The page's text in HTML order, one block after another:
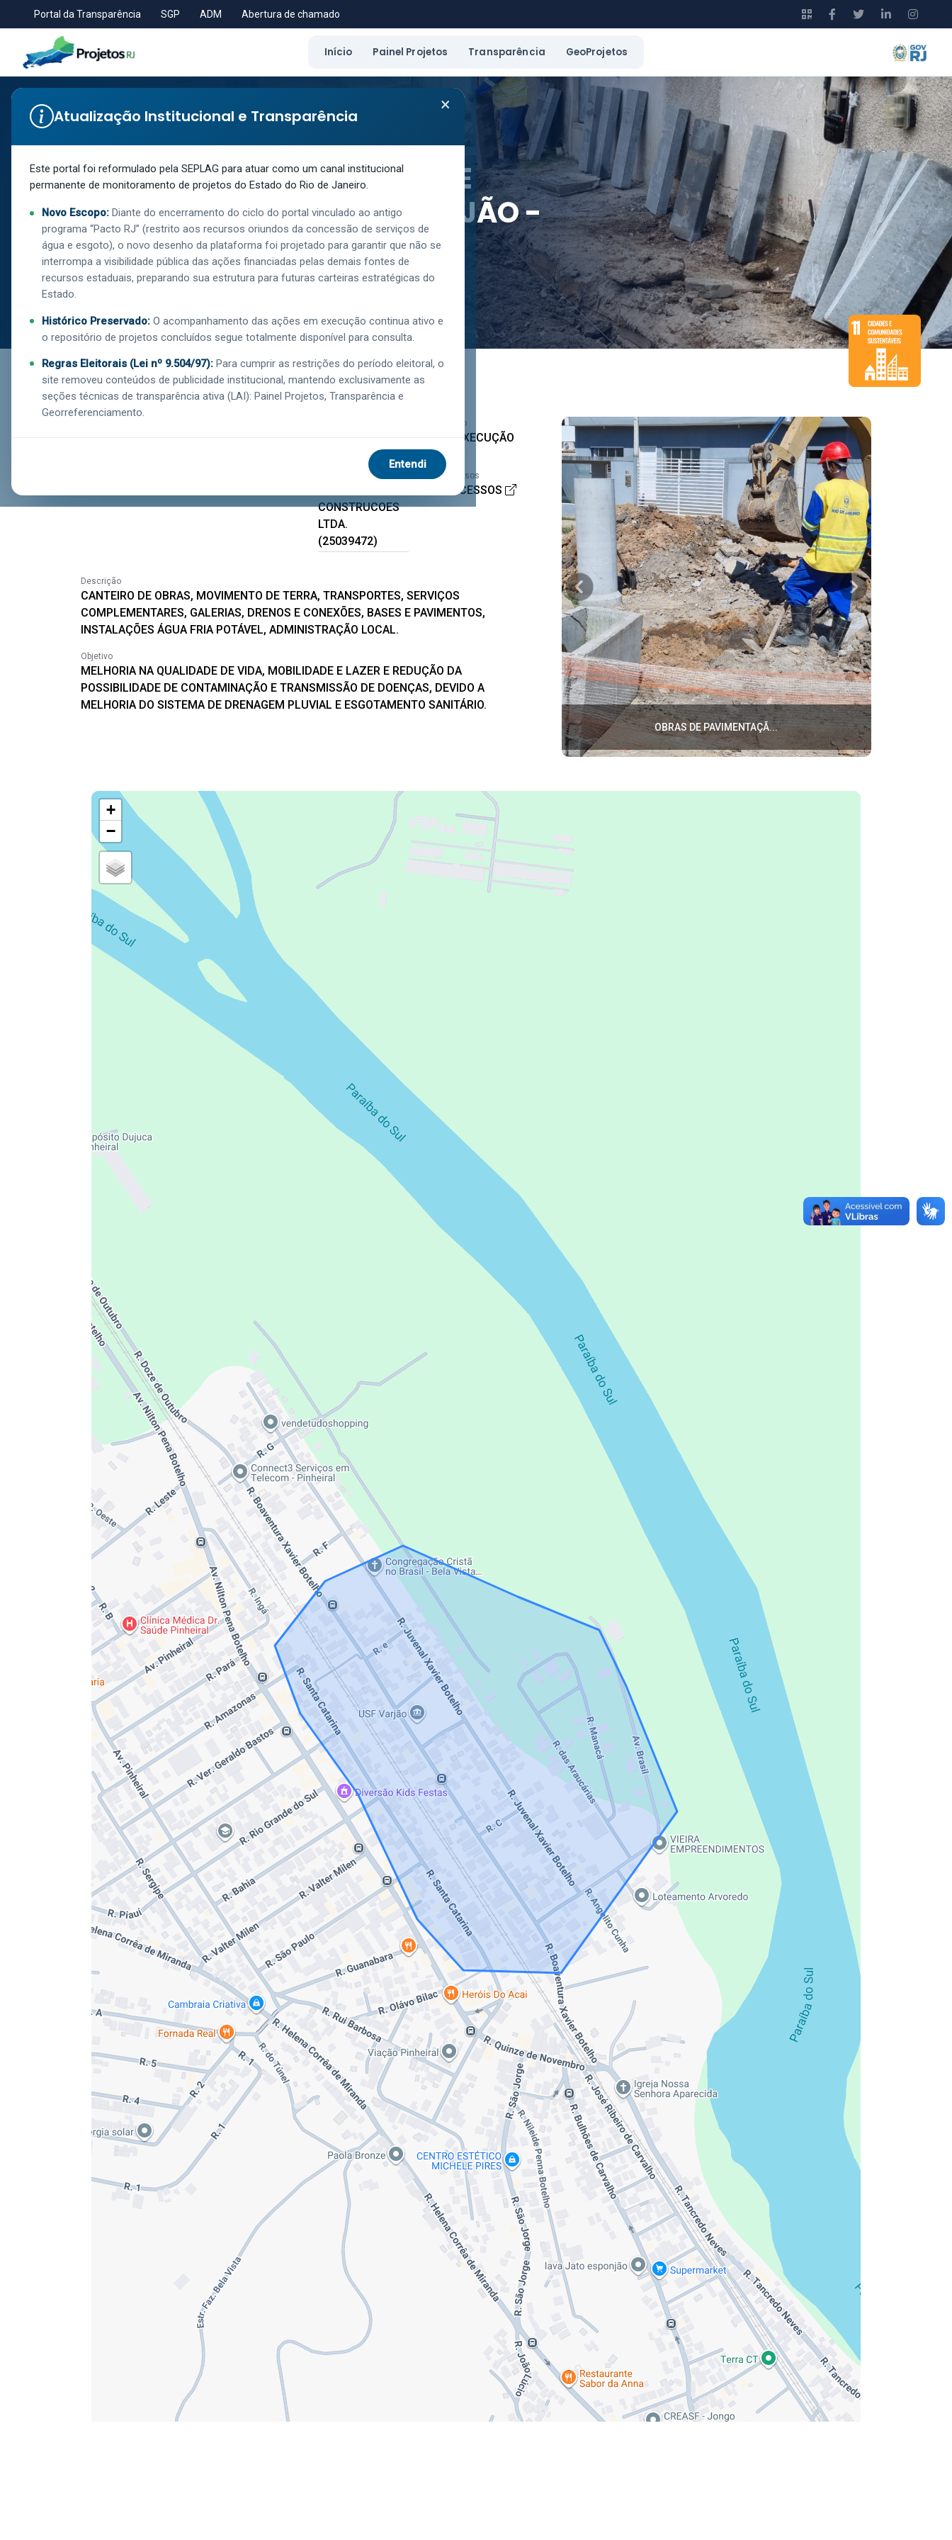
Portal da Transparência SGP ADM Abertura de chamado
Início Painel Projetos Transparência GeoProjetos
×
Atualização Institucional e Transparência
Este portal foi reformulado pela SEPLAG para atuar como um canal institucional
permanente de monitoramento de projetos do Estado do Rio de Janeiro.
Novo Escopo: Diante do encerramento do ciclo do portal vinculado ao antigo
programa “Pacto RJ” (restrito aos recursos oriundos da concessão de serviços de
água e esgoto), o novo desenho da plataforma foi projetado para garantir que não se
interrompa a visibilidade pública das ações financiadas pelas demais fontes de
recursos estaduais, preparando sua estrutura para futuras carteiras estratégicas do
Estado.
Histórico Preservado: O acompanhamento das ações em execução continua ativo e
o repositório de projetos concluídos segue totalmente disponível para consulta.
Regras Eleitorais (Lei nº 9.504/97): Para cumprir as restrições do período eleitoral, o
site removeu conteúdos de publicidade institucional, mantendo exclusivamente as
seções técnicas de transparência ativa (LAI): Painel Projetos, Transparência e
Georreferenciamento.
Entendi
OBRAS DE PAVIMENTAÇÃO E
DRENAGEM NO BAIRRO VARJÃO -
PINHEIRAL
Saiba mais
clicando aqui!
SEIOP R$ 2.994.338,30 URBANISMO
Estágio
EM EXECUÇÃO
CONSTRUCOES
LTDA.
(25039472)
Processos
PROCESSOS
Descrição
CANTEIRO DE OBRAS, MOVIMENTO DE TERRA, TRANSPORTES, SERVIÇOS
COMPLEMENTARES, GALERIAS, DRENOS E CONEXÕES, BASES E PAVIMENTOS,
INSTALAÇÕES ÁGUA FRIA POTÁVEL, ADMINISTRAÇÃO LOCAL.
Objetivo
MELHORIA NA QUALIDADE DE VIDA, MOBILIDADE E LAZER E REDUÇÃO DA
POSSIBILIDADE DE CONTAMINAÇÃO E TRANSMISSÃO DE DOENÇAS, DEVIDO A
MELHORIA DO SISTEMA DE DRENAGEM PLUVIAL E ESGOTAMENTO SANITÁRIO.
OBRAS DE PAVIMENTAÇÃ...
+
−